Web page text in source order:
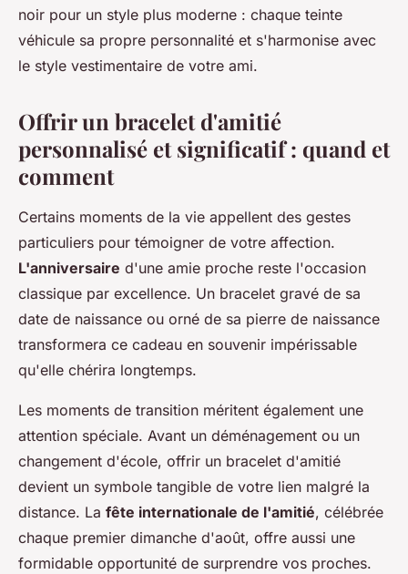
noir pour un style plus moderne : chaque teinte
véhicule sa propre personnalité et s'harmonise avec
le style vestimentaire de votre ami.
Offrir un bracelet d'amitié
personnalisé et significatif : quand et
comment
Certains moments de la vie appellent des gestes
particuliers pour témoigner de votre affection.
L'anniversaire d'une amie proche reste l'occasion
classique par excellence. Un bracelet gravé de sa
date de naissance ou orné de sa pierre de naissance
transformera ce cadeau en souvenir impérissable
qu'elle chérira longtemps.
Les moments de transition méritent également une
attention spéciale. Avant un déménagement ou un
changement d'école, offrir un bracelet d'amitié
devient un symbole tangible de votre lien malgré la
distance. La fête internationale de l'amitié, célébrée
chaque premier dimanche d'août, offre aussi une
formidable opportunité de surprendre vos proches.